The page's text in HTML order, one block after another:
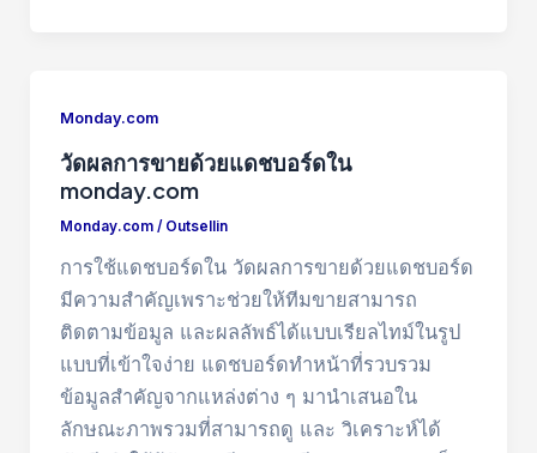
Monday.com
วัดผลการขายด้วยแดชบอร์ดใน
monday.com
Monday.com/ Outsellin
การใช้แดชบอร์ดใน วัดผลการขายด้วยแดชบอร์ด
มีความสำคัญเพราะช่วยให้ทีมขายสามารถ
ติดตามข้อมูล และผลลัพธ์ได้แบบเรียลไทม์ในรูป
แบบที่เข้าใจง่าย แดชบอร์ดทำหน้าที่รวบรวม
ข้อมูลสำคัญจากแหล่งต่าง ๆ มานำเสนอใน
ลักษณะภาพรวมที่สามารถดู และ วิเคราะห์ได้